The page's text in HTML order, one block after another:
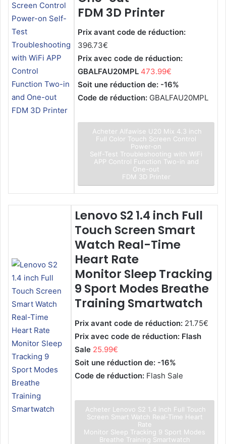
FDM 3D Printer
Prix avant code de réduction:
396.73€
Prix avec code de réduction:
GBALFAU20MPL 473.99€
Soit une réduction de: -16%
Code de réduction: GBALFAU20MPL
Acheter Alfawise U20 Mix 4.3 inch
Full Color Touch Screen Control
Power-on
Self-Test Troubleshooting with WiFi
APP Control Function Two-in and
One-out
FDM 3D Printer
Lenovo S2 1.4 inch Full
Touch Screen Smart
Watch Real-Time
Heart Rate
Monitor Sleep Tracking
9 Sport Modes Breathe
Training Smartwatch
Prix avant code de réduction: 21.75€
Prix avec code de réduction: Flash
Sale 25.99€
Soit une réduction de: -16%
Code de réduction: Flash Sale
Acheter Lenovo S2 1.4 inch Full Touch
Screen Smart Watch Real-Time Heart
Rate
Monitor Sleep Tracking 9 Sport Modes
Breathe Training Smartwatch